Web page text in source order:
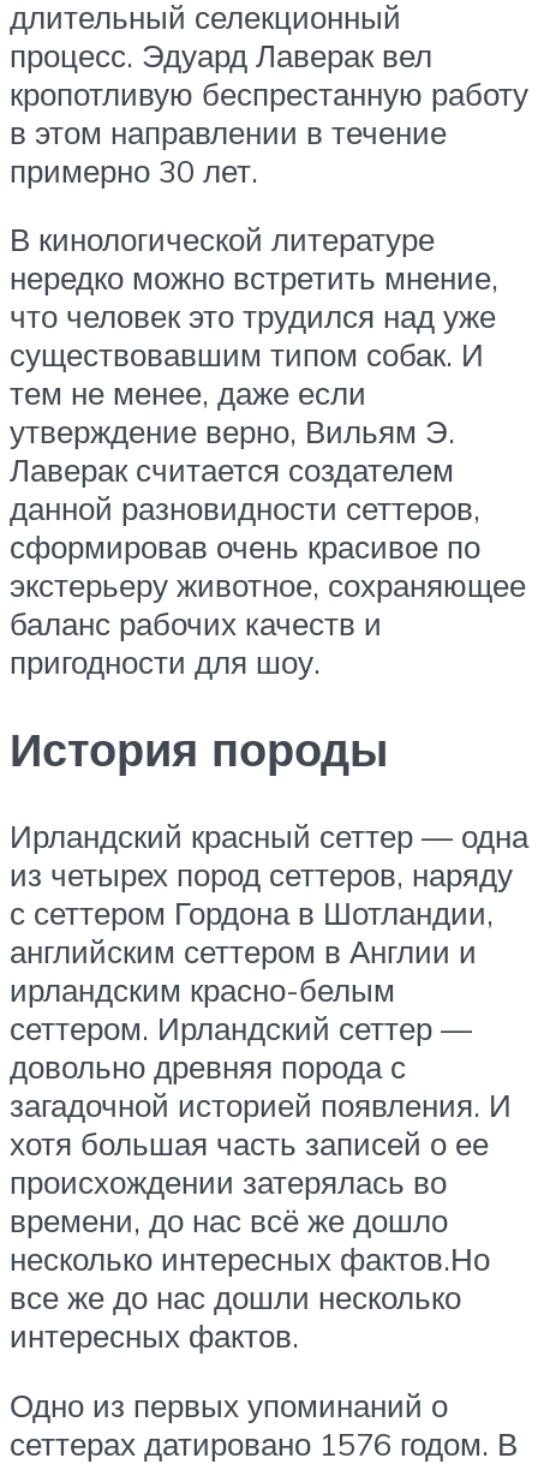
длительный селекционный
процесс. Эдуард Лаверак вел
кропотливую беспрестанную работу
в этом направлении в течение
примерно 30 лет.
В кинологической литературе
нередко можно встретить мнение,
что человек это трудился над уже
существовавшим типом собак. И
тем не менее, даже если
утверждение верно, Вильям Э.
Лаверак считается создателем
данной разновидности сеттеров,
сформировав очень красивое по
экстерьеру животное, сохраняющее
баланс рабочих качеств и
пригодности для шоу.
История породы
Ирландский красный сеттер — одна
из четырех пород сеттеров, наряду
с сеттером Гордона в Шотландии,
английским сеттером в Англии и
ирландским красно-белым
сеттером. Ирландский сеттер —
довольно древняя порода с
загадочной историей появления. И
хотя большая часть записей о ее
происхождении затерялась во
времени, до нас всё же дошло
несколько интересных фактов.Но
все же до нас дошли несколько
интересных фактов.
Одно из первых упоминаний о
сеттерах датировано 1576 годом. В